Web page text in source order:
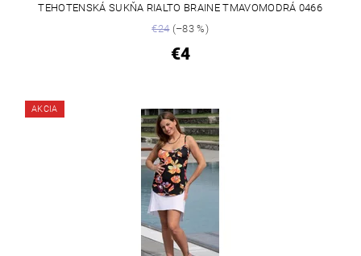
TEHOTENSKÁ SUKŇA RIALTO BRAINE TMAVOMODRÁ 0466
€24(–83 %)
€4
AKCIA